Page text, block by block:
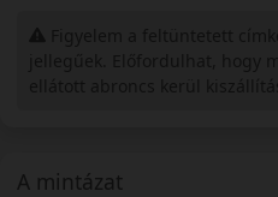
A mintázat